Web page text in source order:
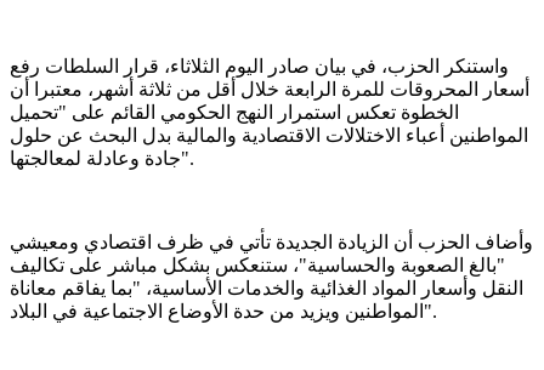
واستنكر الحزب، في بيان صادر اليوم الثلاثاء، قرار السلطات رفع
أسعار المحروقات للمرة الرابعة خلال أقل من ثلاثة أشهر، معتبرا أن
الخطوة تعكس استمرار النهج الحكومي القائم على "تحميل
المواطنين أعباء الاختلالات الاقتصادية والمالية بدل البحث عن حلول
جادة وعادلة لمعالجتها".
وأضاف الحزب أن الزيادة الجديدة تأتي في ظرف اقتصادي ومعيشي
"بالغ الصعوبة والحساسية"، ستنعكس بشكل مباشر على تكاليف
النقل وأسعار المواد الغذائية والخدمات الأساسية، "بما يفاقم معاناة
المواطنين ويزيد من حدة الأوضاع الاجتماعية في البلاد".